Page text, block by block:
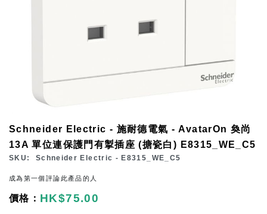
Schneider Electric - 施耐德電氣 - AvatarOn 奐尚
13A 單位連保護門有掣插座 (搪瓷白) E8315_WE_C5
SKU Schneider Electric - E8315_WE_C5
成為第一個評論此產品的人
HK$75.00
of
the